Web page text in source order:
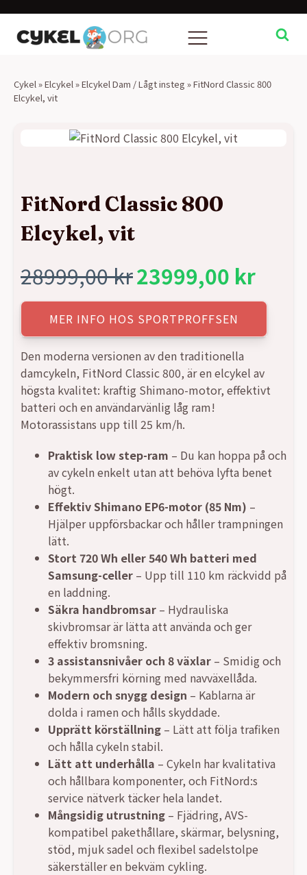
Cykel »Elcykel »Elcykel Dam / Lågt insteg »FitNord Classic 800
Elcykel, vit
FitNord Classic 800
Elcykel, vit
28999,00kr
Det
ursprungliga
priset
var:
28999,00 kr.
23999,00 kr
Det
nuvarande
priset
är:
23999,00 kr.
MER INFO HOS SPORTPROFFSEN
Den moderna versionen av den traditionella
damcykeln, FitNord Classic 800, är en elcykel av
högsta kvalitet: kraftig Shimano-motor, effektivt
batteri och en användarvänlig låg ram!
Motorassistans upp till 25 km/h.
Praktisk low step-ram – Du kan hoppa på och
av cykeln enkelt utan att behöva lyfta benet
högt.
Effektiv Shimano EP6-motor (85 Nm) –
Hjälper uppförsbackar och håller trampningen
lätt.
Stort 720 Wh eller 540 Wh batteri med
Samsung-celler – Upp till 110 km räckvidd på
en laddning.
Säkra handbromsar – Hydrauliska
skivbromsar är lätta att använda och ger
effektiv bromsning.
3 assistansnivåer och 8 växlar – Smidig och
bekymmersfri körning med navväxellåda.
Modern och snygg design – Kablarna är
dolda i ramen och hålls skyddade.
Upprätt körställning – Lätt att följa trafiken
och hålla cykeln stabil.
Lätt att underhålla – Cykeln har kvalitativa
och hållbara komponenter, och FitNord:s
service nätverk täcker hela landet.
Mångsidig utrustning – Fjädring, AVS-
kompatibel pakethållare, skärmar, belysning,
stöd, mjuk sadel och flexibel sadelstolpe
säkerställer en bekväm cykling.